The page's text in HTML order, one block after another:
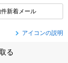
件新着メール
アイコンの説明
る